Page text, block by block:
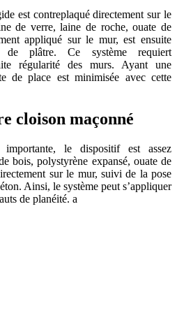
est contreplaqué directement sur le
de verre, laine de roche, ouate de
appliqué sur le mur, est ensuite
plâtre. Ce système requiert
régularité des murs. Ayant une
de place est minimisée avec cette
cloison maçonné
importante, le dispositif est assez
bois, polystyrène expansé, ouate de
sur le mur, suivi de la pose
Ainsi, le système peut s’appliquer
de planéité. a